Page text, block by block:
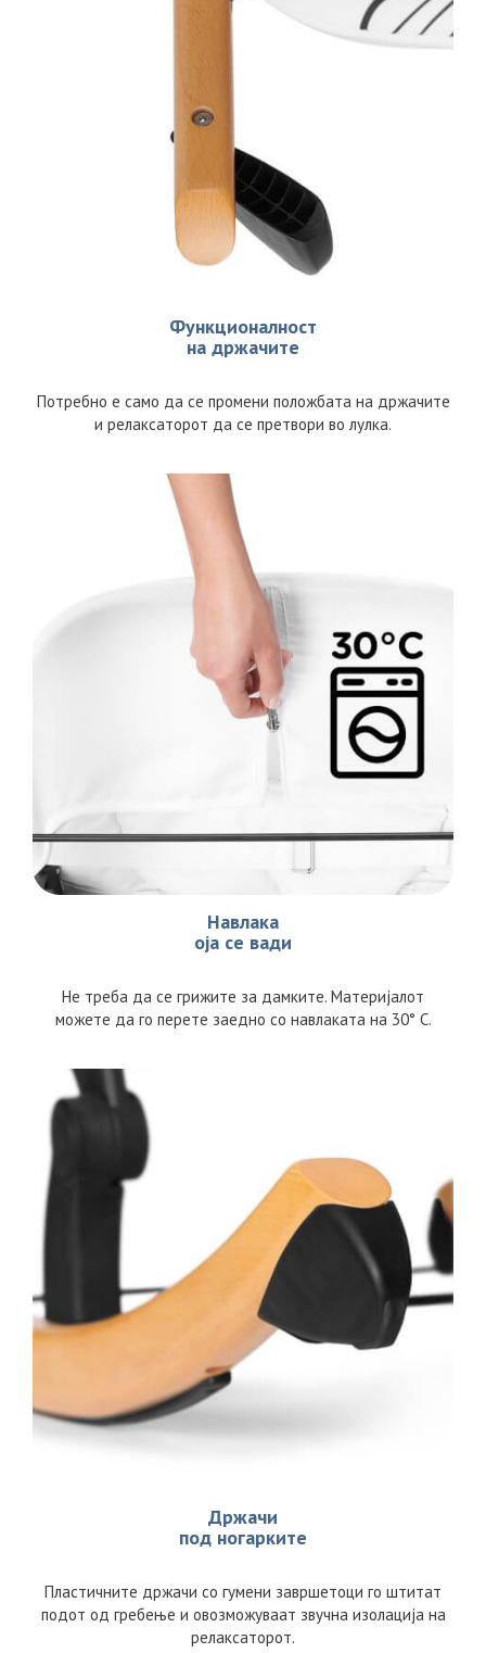
Функционалност
на држачите
Потребно е само да се промени положбата на држачите
и релаксаторот да се претвори во лулка.
Навлака
оја се вади
Не треба да се грижите за дамките. Материјалот
можете да го перете заедно со навлаката на 30° C.
Држачи
под ногарките
Пластичните држачи со гумени завршетоци го штитат
подот од гребење и овозможуваат звучна изолација на
релаксаторот.